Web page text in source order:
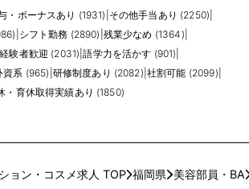
・ボーナスあり (1931) その他手当あり (2250)
シフト勤務 (2890) 残業少なめ (1364)
験者歓迎 (2031) |語学力を活かす (901)
資系 (965) 研修制度あり (2082) 社割可能 (2099)
・育休取得実績あり (1850)
ョン・コスメ求人 TOP 福岡県 美容部員・BA